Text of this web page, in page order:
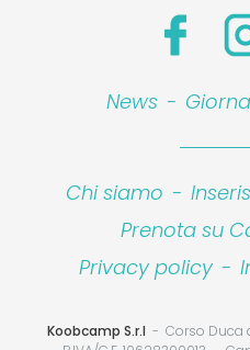
News -
Chi siamo -
Prenota su
Privacy policy -
Koobcamp S.r.l
Corso Duca